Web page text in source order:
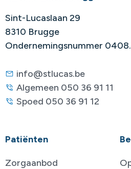
Sint-Lucaslaan 29
8310 Brugge
Ondernemingsnummer
info@stlucas.be
Algemeen 050 36 91 11
Spoed 050 36 91 12
Patiënten
Zorgaanbod